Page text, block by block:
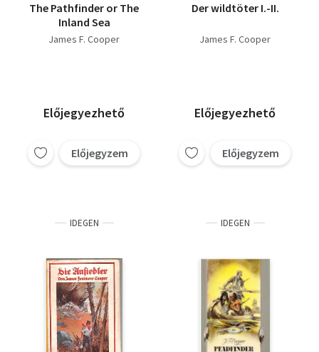
The Pathfinder or The
Inland Sea
James F. Cooper
Előjegyezhető
Előjegyzem
Der wildtöter I.-II.
James F. Cooper
Előjegyezhető
Előjegyzem
IDEGEN IDEGEN